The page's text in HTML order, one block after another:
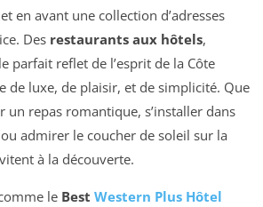
en avant une collection d’adresses
Des restaurants aux hôtels,
parfait reflet de l’esprit de la Côte
de luxe, de plaisir, et de simplicité. Que
un repas romantique, s’installer dans
admirer le coucher de soleil sur la
à la découverte.
le Best Western Plus Hôtel